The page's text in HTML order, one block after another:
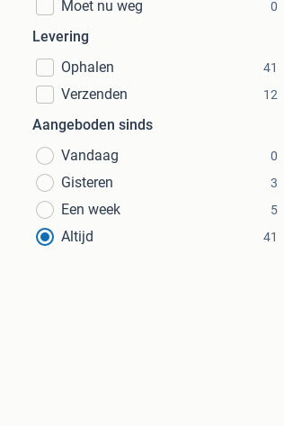
Moet nu weg
0
Levering
Ophalen
41
Verzenden 12
Aangeboden sinds
Vandaag
0
Gisteren 3
Een week 5
Altijd 41